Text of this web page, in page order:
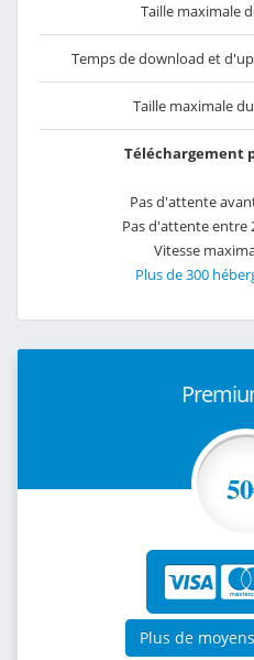
Taille maximale
Temps de download et
Taille maximale
Téléchargement
Pas d'attente
Pas d'attente entre
Vitesse
Plus de 300
Plus de